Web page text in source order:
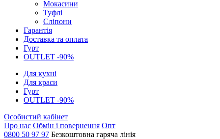
Мокасини
Туфлі
Сліпони
Гарантія
Доставка та оплата
Гурт
OUTLET -90%
Для кухні
Для краси
Гурт
OUTLET -90%
Особистий кабінет
Про нас Обмін і повернення Опт
0800 50 97 97 Безкоштовна гаряча лінія